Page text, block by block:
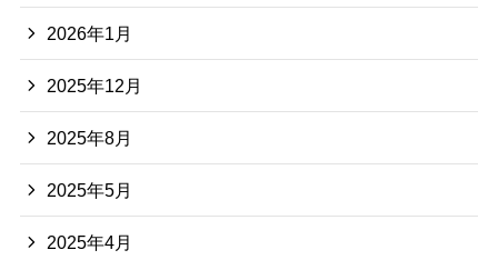
2026年1月
2025年12月
2025年8月
2025年5月
2025年4月